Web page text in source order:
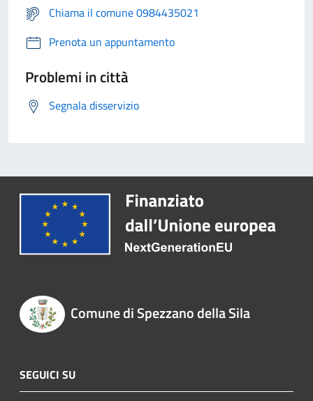
Chiama il comune 0984435021
Prenota un appuntamento
Problemi in città
Segnala disservizio
Comune di Spezzano della Sila
SEGUICI SU